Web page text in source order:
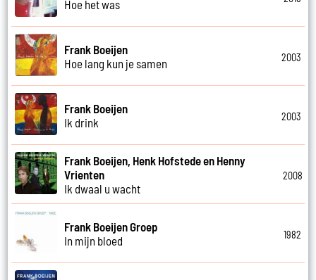
Hoe het was
Frank Boeijen
Hoe lang kun je samen
2003
Frank Boeijen
Ik drink
2003
Frank Boeijen, Henk Hofstede en Henny
Vrienten
Ik dwaal u wacht
2008
Frank Boeijen Groep
In mijn bloed
1982